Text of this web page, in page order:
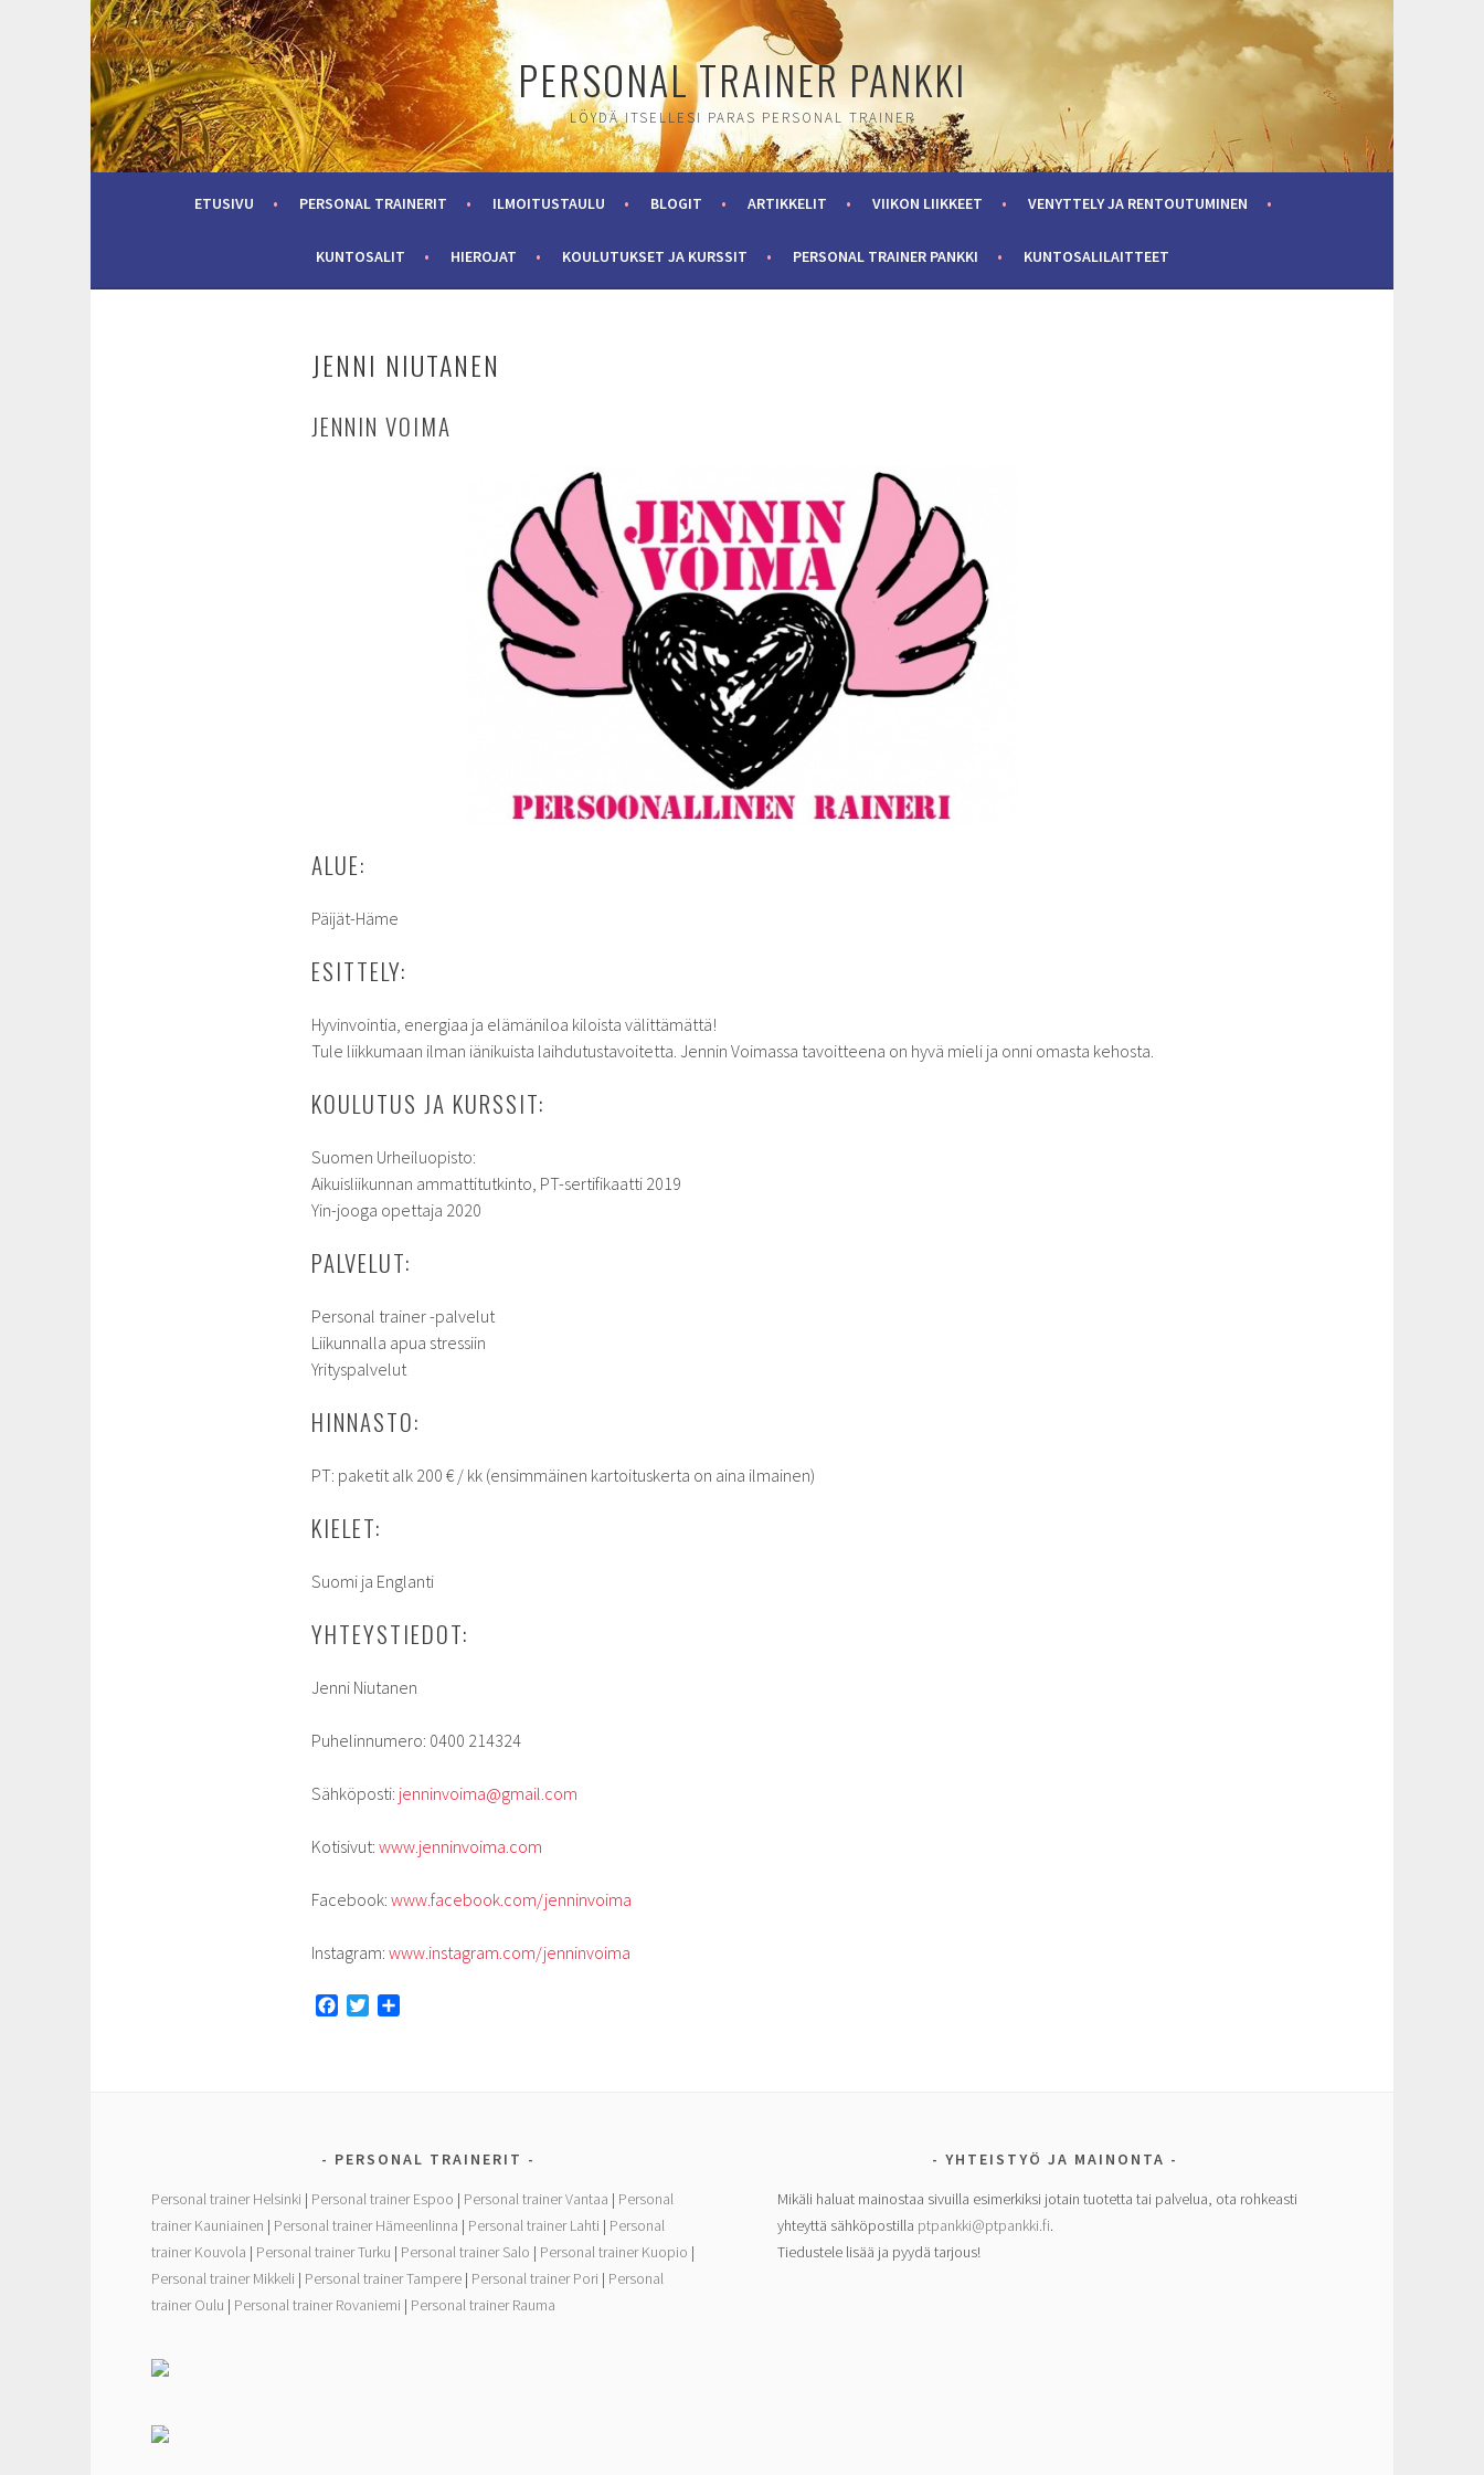
Skip
to
content
PERSONAL TRAINER PANKKI
LÖYDÄ ITSELLESI PARAS PERSONAL TRAINER
ETUSIVU PERSONAL TRAINERIT ILMOITUSTAULU BLOGIT ARTIKKELIT VIIKON LIIKKEET VENYTTELY JA RENTOUTUMINEN
KUNTOSALIT HIEROJAT KOULUTUKSET JA KURSSIT PERSONAL TRAINER PANKKI KUNTOSALILAITTEET
JENNI NIUTANEN
JENNIN VOIMA
ALUE:
Päijät-Häme
ESITTELY:
Hyvinvointia, energiaa ja elämäniloa kiloista välittämättä!
Tule liikkumaan ilman iänikuista laihdutustavoitetta. Jennin Voimassa tavoitteena on hyvä mieli ja onni omasta kehosta.
KOULUTUS JA KURSSIT:
Suomen Urheiluopisto:
Aikuisliikunnan ammattitutkinto, PT-sertifikaatti 2019
Yin-jooga opettaja 2020
PALVELUT:
Personal trainer -palvelut
Liikunnalla apua stressiin
Yrityspalvelut
HINNASTO:
PT: paketit alk 200 € / kk (ensimmäinen kartoituskerta on aina ilmainen)
KIELET:
Suomi ja Englanti
YHTEYSTIEDOT:
Jenni Niutanen
Puhelinnumero: 0400 214324
Sähköposti: jenninvoima@gmail.com
Kotisivut:www.jenninvoima.com
Facebook:www.facebook.com/jenninvoima
Instagram:www.instagram.com/jenninvoima
k
PERSONAL TRAINERIT
Personal trainer Helsinki | Personal trainer Espoo | Personal trainer Vantaa | Personal
trainer Kauniainen | Personal trainer Hämeenlinna | Personal trainer Lahti | Personal
trainer Kouvola | Personal trainer Turku | Personal trainer Salo | Personal trainer Kuopio |
Personal trainer Mikkeli | Personal trainer Tampere| Personal trainer Pori | Personal
trainer Oulu | Personal trainer Rovaniemi | Personal trainer Rauma
YHTEISTYÖ JA MAINONTA
Mikäli haluat mainostaa sivuilla esimerkiksi jotain tuotetta tai palvelua, ota rohkeasti
yhteyttä sähköpostilla ptpankki@ptpankki.fi.
Tiedustele lisää ja pyydä tarjous!